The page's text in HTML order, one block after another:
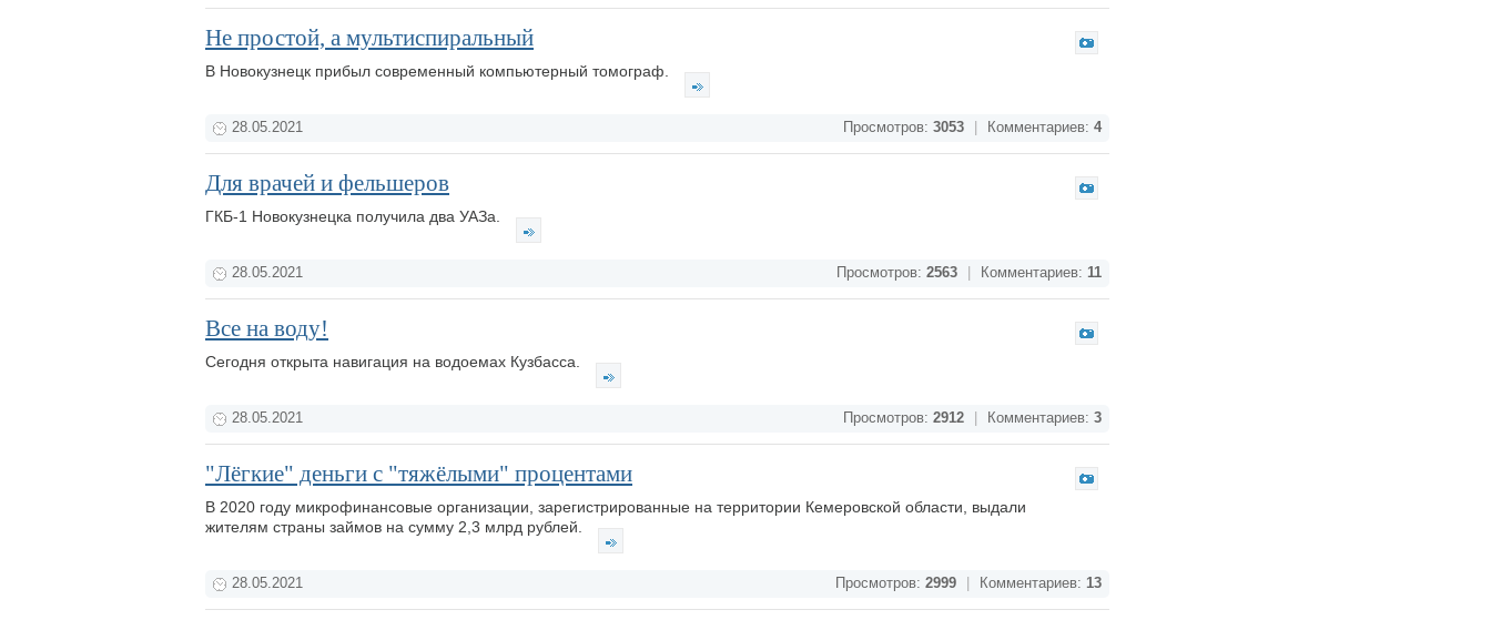
Не простой, а мультиспиральный
В Новокузнецк прибыл современный компьютерный томограф.
28.05.2021 Просмотров: 3053 Комментариев: 4
Для врачей и фельшеров
ГКБ-1 Новокузнецка получила два УАЗа.
28.05.2021 Просмотров: 2563 Комментариев: 11
Все на воду!
Сегодня открыта навигация на водоемах Кузбасса.
28.05.2021 Просмотров: 2912 Комментариев: 3
"Лёгкие" деньги с "тяжёлыми" процентами
В 2020 году микрофинансовые организации, зарегистрированные на территории Кемеровской области, выдали
жителям страны займов на сумму 2,3 млрд рублей.
28.05.2021 Просмотров: 2999 Комментариев: 13